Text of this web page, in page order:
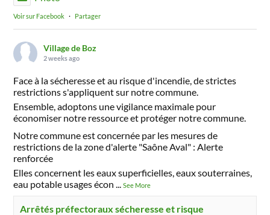
Voir sur Facebook · Partager
Village de Boz
2 weeks ago
Face à la sécheresse et au risque d'incendie, de strictes
restrictions s'appliquent sur notre commune.
Ensemble, adoptons une vigilance maximale pour
économiser notre ressource et protéger notre commune.
Notre commune est concernée par les mesures de
restrictions de la zone d'alerte "Saône Aval" : Alerte
renforcée
Elles concernent les eaux superficielles, eaux souterraines,
eau potable usages écon
...See More
Arrêtés préfectoraux sécheresse et risque